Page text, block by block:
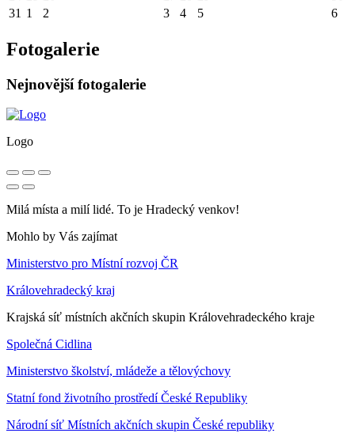
31 1 2 3 4 5 6
Fotogalerie
Nejnovější fotogalerie
Logo
Milá místa a milí lidé. To je Hradecký venkov!
Mohlo by Vás zajímat
Ministerstvo pro Místní rozvoj ČR
Královehradecký kraj
Krajská síť místních akčních skupin Královehradeckého kraje
Společná Cidlina
Ministerstvo školství, mládeže a tělovýchovy
Statní fond životního prostředí České Republiky
Národní síť Místních akčních skupin České republiky